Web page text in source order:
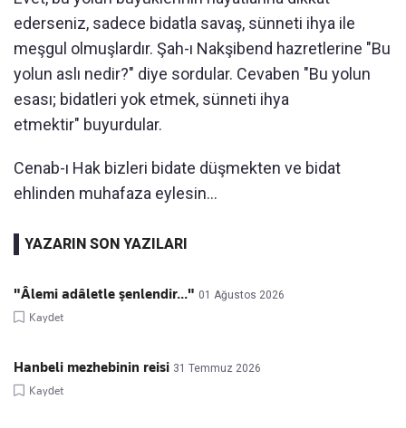
ederseniz, sadece bidatla savaş, sünneti ihya ile
meşgul olmuşlardır. Şah-ı Nakşibend hazretlerine "Bu
yolun aslı nedir?" diye sordular. Cevaben "Bu yolun
esası; bidatleri yok etmek, sünneti ihya
etmektir" buyurdular.
Cenab-ı Hak bizleri bidate düşmekten ve bidat
ehlinden muhafaza eylesin...
YAZARIN SON YAZILARI
"Âlemi adâletle şenlendir..." 01 Ağustos 2026
Kaydet
Hanbeli mezhebinin reisi 31 Temmuz 2026
Kaydet